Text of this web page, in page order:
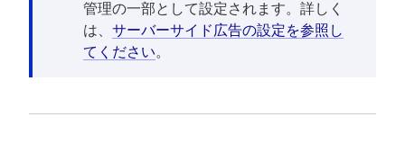
管理の一部として設定されます。詳しく
は、 サーバーサイド広告の設定を参照し
てください。